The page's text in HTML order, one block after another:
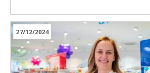
27/12/2024